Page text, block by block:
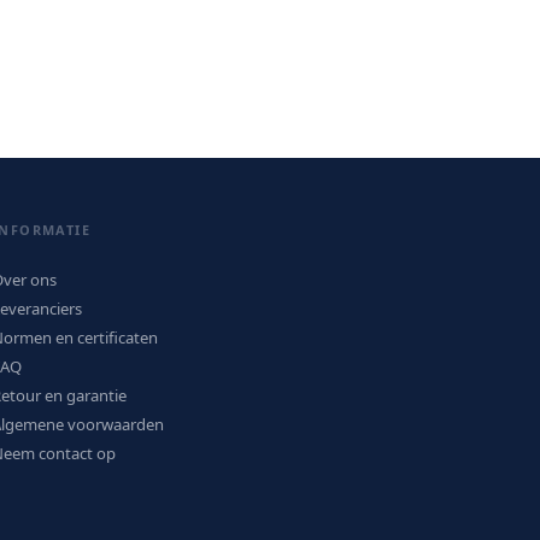
ons
en certificaten
en garantie
voorwaarden
contact op